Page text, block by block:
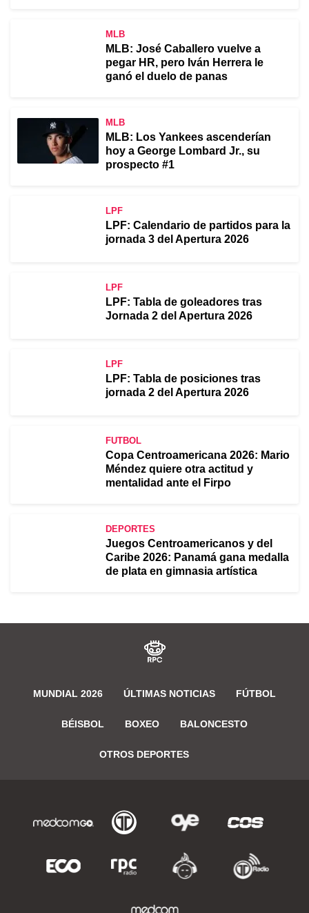
MLB
MLB: José Caballero vuelve a
pegar HR, pero Iván Herrera le
ganó el duelo de panas
MLB
MLB: Los Yankees ascenderían
hoy a George Lombard Jr., su
prospecto #1
LPF
LPF: Calendario de partidos para la
jornada 3 del Apertura 2026
LPF
LPF: Tabla de goleadores tras
Jornada 2 del Apertura 2026
LPF
LPF: Tabla de posiciones tras
jornada 2 del Apertura 2026
FUTBOL
Copa Centroamericana 2026: Mario
Méndez quiere otra actitud y
mentalidad ante el Firpo
DEPORTES
Juegos Centroamericanos y del
Caribe 2026: Panamá gana medalla
de plata en gimnasia artística
MUNDIAL 2026 ÚLTIMAS NOTICIAS FÚTBOL
BÉISBOL BOXEO BALONCESTO
OTROS DEPORTES